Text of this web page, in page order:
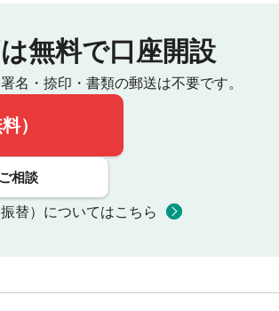
無料で口座開設
署名・捺印・書類の郵送は不要です。
）
相談
替）についてはこちら